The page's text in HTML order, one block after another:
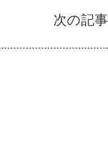
次の記事